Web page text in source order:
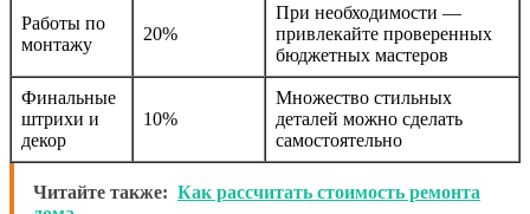
Работы по
монтажу
20%
При необходимости —
привлекайте проверенных
бюджетных мастеров
Финальные
штрихи и
декор
10%
Множество стильных
деталей можно сделать
самостоятельно
Читайте также: Как рассчитать стоимость ремонта